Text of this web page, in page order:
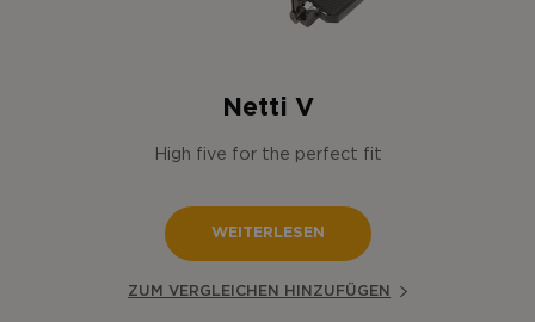
Netti V
High five for the perfect fit
WEITERLESEN
ZUM VERGLEICHEN HINZUFÜGEN